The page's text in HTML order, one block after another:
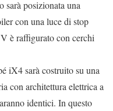
sarà posizionata una
con una luce di stop
è raffigurato con cerchi
iX4 sarà costruito su una
con architettura elettrica a
identici. In questo